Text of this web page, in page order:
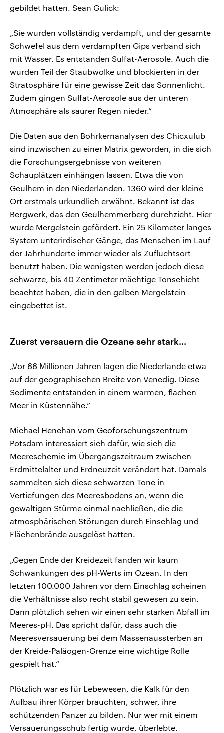
gebildet hatten. Sean Gulick:
„Sie wurden vollständig verdampft, und der gesamte
Schwefel aus dem verdampften Gips verband sich
mit Wasser. Es entstanden Sulfat-Aerosole. Auch die
wurden Teil der Staubwolke und blockierten in der
Stratosphäre für eine gewisse Zeit das Sonnenlicht.
Zudem gingen Sulfat-Aerosole aus der unteren
Atmosphäre als saurer Regen nieder.“
Die Daten aus den Bohrkernanalysen des Chicxulub
sind inzwischen zu einer Matrix geworden, in die sich
die Forschungsergebnisse von weiteren
Schauplätzen einhängen lassen. Etwa die von
Geulhem in den Niederlanden. 1360 wird der kleine
Ort erstmals urkundlich erwähnt. Bekannt ist das
Bergwerk, das den Geulhemmerberg durchzieht. Hier
wurde Mergelstein gefördert. Ein 25 Kilometer langes
System unterirdischer Gänge, das Menschen im Lauf
der Jahrhunderte immer wieder als Zufluchtsort
benutzt haben. Die wenigsten werden jedoch diese
schwarze, bis 40 Zentimeter mächtige Tonschicht
beachtet haben, die in den gelben Mergelstein
eingebettet ist.
Zuerst versauern die Ozeane sehr stark...
„Vor 66 Millionen Jahren lagen die Niederlande etwa
auf der geographischen Breite von Venedig. Diese
Sedimente entstanden in einem warmen, flachen
Meer in Küstennähe.“
Michael Henehan vom Geoforschungszentrum
Potsdam interessiert sich dafür, wie sich die
Meereschemie im Übergangszeitraum zwischen
Erdmittelalter und Erdneuzeit verändert hat. Damals
sammelten sich diese schwarzen Tone in
Vertiefungen des Meeresbodens an, wenn die
gewaltigen Stürme einmal nachließen, die die
atmosphärischen Störungen durch Einschlag und
Flächenbrände ausgelöst hatten.
„Gegen Ende der Kreidezeit fanden wir kaum
Schwankungen des pH-Werts im Ozean. In den
letzten 100.000 Jahren vor dem Einschlag scheinen
die Verhältnisse also recht stabil gewesen zu sein.
Dann plötzlich sehen wir einen sehr starken Abfall im
Meeres-pH. Das spricht dafür, dass auch die
Meeresversauerung bei dem Massenaussterben an
der Kreide-Paläogen-Grenze eine wichtige Rolle
gespielt hat.“
Plötzlich war es für Lebewesen, die Kalk für den
Aufbau ihrer Körper brauchten, schwer, ihre
schützenden Panzer zu bilden. Nur wer mit einem
Versauerungsschub fertig wurde, überlebte.